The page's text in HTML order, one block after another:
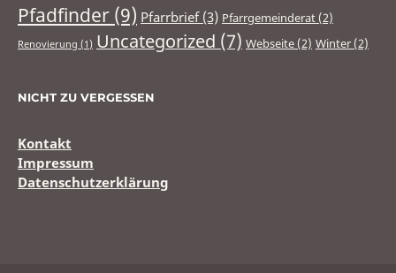
Pfadfinder (9) Pfarrbrief(3) Pfarrgemeinderat (2)
Renovierung (1) Uncategorized (7) Webseite (2) Winter (2)
NICHT ZU VERGESSEN
Kontakt
Impressum
Datenschutzerklärung